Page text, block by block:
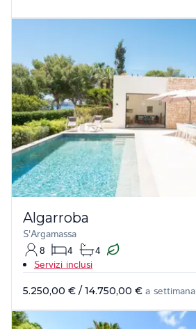
Algarroba
S'Argamassa
8
4
4
Servizi inclusi
5.250,00 € / 14.750,00 € a settimana